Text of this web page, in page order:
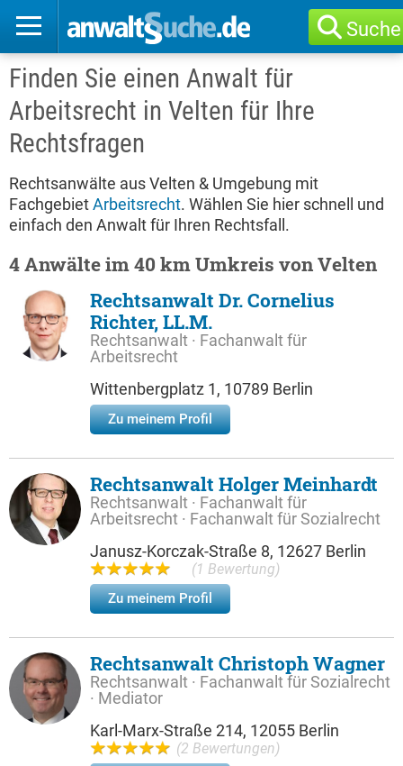
Suche
Finden Sie einen Anwalt für
Arbeitsrecht in Velten für Ihre
Rechtsfragen
Rechtsanwälte aus Velten & Umgebung mit
FachgebietArbeitsrecht. Wählen Sie hier schnell und
einfach den Anwalt für Ihren Rechtsfall.
4 Anwälte im 40 km Umkreis von Velten
Rechtsanwalt Dr. Cornelius
Richter, LL.M.
Rechtsanwalt · Fachanwalt für
Arbeitsrecht
Wittenbergplatz 1, 10789 Berlin
Zu meinem Profil
Rechtsanwalt Holger Meinhardt
Rechtsanwalt · Fachanwalt für
Arbeitsrecht · Fachanwalt für Sozialrecht
Janusz-Korczak-Straße 8, 12627 Berlin
(1 Bewertung)
Zu meinem Profil
Rechtsanwalt Christoph Wagner
Rechtsanwalt · Fachanwalt für Sozialrecht
· Mediator
Karl-Marx-Straße 214, 12055 Berlin
(2 Bewertungen)